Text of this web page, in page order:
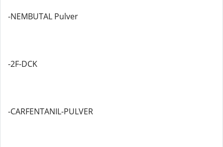
-NEMBUTAL Pulver
-2F-DCK
-CARFENTANIL-PULVER